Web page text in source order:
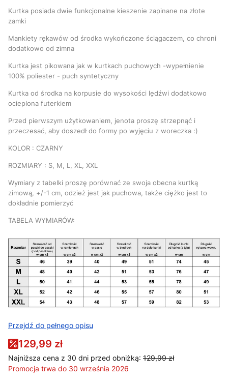
Kurtka posiada dwie funkcjonalne kieszenie zapinane na złote
zamki
Mankiety rękawów od środka wykończone ściągaczem, co chroni
dodatkowo od zimna
Kurtka jest pikowana jak w kurtkach puchowych -wypełnienie
100% poliester - puch syntetyczny
Kurtka od środka na korpusie do wysokości lędźwi dodatkowo
ocieplona futerkiem
Przed pierwszym użytkowaniem, jenota proszę strzepnąć i
przeczesać, aby doszedł do formy po wyjęciu z woreczka :)
KOLOR : CZARNY
ROZMIARY : S, M, L, XL, XXL
Wymiary z tabelki proszę porównać ze swoja obecna kurtką
zimową, +/-1 cm, odzież jest jak puchowa, także ciężko jest to
dokładnie pomierzyć
TABELA WYMIARÓW:
Przejdź do pełnego opisu
129,99 zł
Najniższa cena z 30 dni przed obniżką: 129,99 zł
Promocja trwa do 30 września 2026